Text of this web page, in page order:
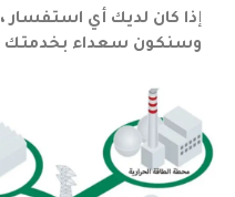
إذا كان لديك أي استفسار ،
وسنكون سعداء بخدمتك